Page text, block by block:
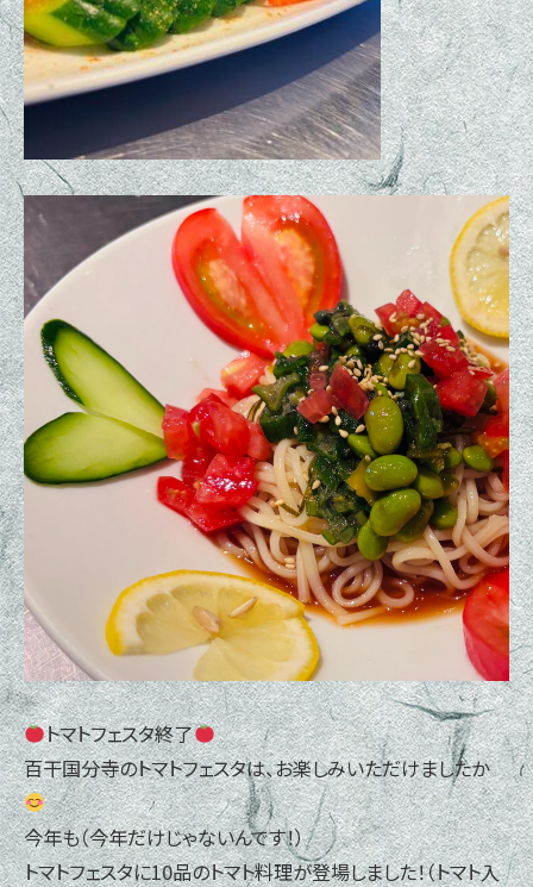
トマトフェスタ終了
百干国分寺のトマトフェスタは、お楽しみいただけましたか
今年も（今年だけじゃないんです！）
トマトフェスタに10品のトマト料理が登場しました！（トマト入